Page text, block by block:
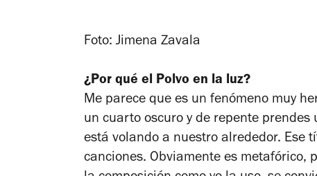
Foto: Jimena Zavala
¿Por qué el Polvo en la luz?
Me parece que es un fenómeno muy
un cuarto oscuro y de repente
está volando a nuestro alrededor. Ese
canciones. Obviamente es metafórico,